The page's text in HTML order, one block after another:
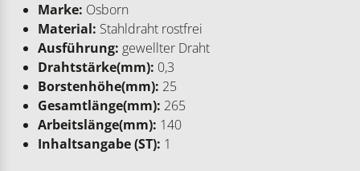
Marke: Osborn
Material: Stahldraht rostfrei
Ausführung: gewellter Draht
Drahtstärke(mm): 0,3
Borstenhöhe(mm): 25
Gesamtlänge(mm): 265
Arbeitslänge(mm): 140
Inhaltsangabe (ST): 1